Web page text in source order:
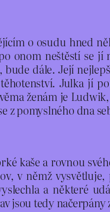
o osudu hned
onom neštěstí se
dále. Její
Julka jí
ženám je
z pomyslného dna
kaše a rovnou
v němž
a některé
jsou tedy